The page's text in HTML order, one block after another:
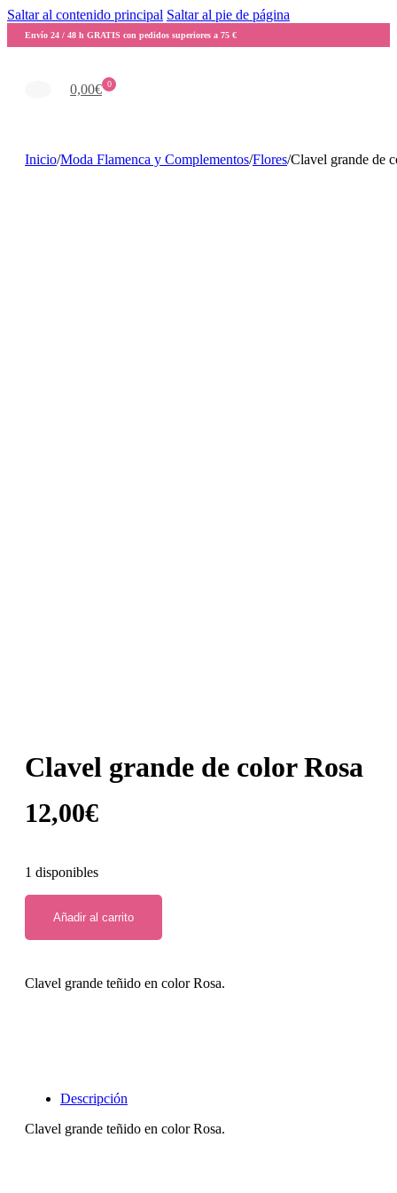
Saltar al contenido principal Saltar al pie de página
Envío 24 / 48 h GRATIS con pedidos superiores a 75 €
0
0,00€
Inicio/Moda Flamenca y Complementos/Flores/Clavel grande de
Clavel grande de color Rosa
12,00€
1 disponibles
Añadir al carrito
Clavel grande teñido en color Rosa.
Descripción
Clavel grande teñido en color Rosa.